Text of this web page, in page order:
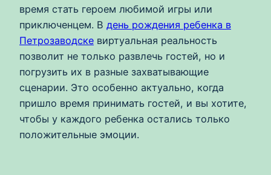
время стать героем любимой игры или
приключенцем. В день рождения ребенка в
Петрозаводске виртуальная реальность
позволит не только развлечь гостей, но и
погрузить их в разные захватывающие
сценарии. Это особенно актуально, когда
пришло время принимать гостей, и вы хотите,
чтобы у каждого ребенка остались только
положительные эмоции.